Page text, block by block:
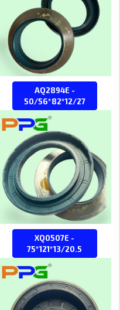
AQ2894E -
50/56*82*12/27
XQ0507E -
75*121*13/20.5